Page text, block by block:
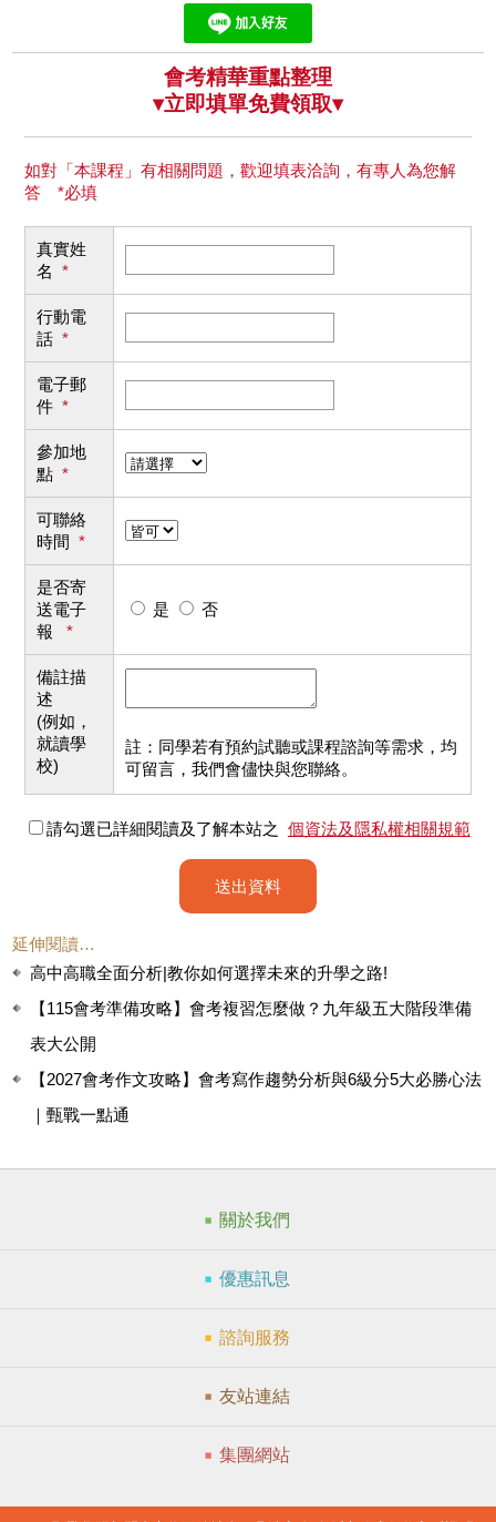
會考精華重點整理
▾立即填單免費領取▾
如對「本課程」有相關問題，歡迎填表洽詢，有專人為您解
答 *必填
真實姓
名 *
行動電
話 *
電子郵
件 *
參加地
點 *
可聯絡
時間 *
是否寄
送電子
報
*
是 否
備註描
述
(例如，
就讀學
校)
註：同學若有預約試聽或課程諮詢等需求，均
可留言，我們會儘快與您聯絡。
請勾選已詳細閱讀及了解本站之 個資法及隱私權相關規範
送出資料
延伸閱讀…
高中高職全面分析|教你如何選擇未來的升學之路!
【115會考準備攻略】會考複習怎麼做？九年級五大階段準備
表大公開
【2027會考作文攻略】會考寫作趨勢分析與6級分5大必勝心法
｜甄戰一點通
關於我們
優惠訊息
諮詢服務
友站連結
集團網站